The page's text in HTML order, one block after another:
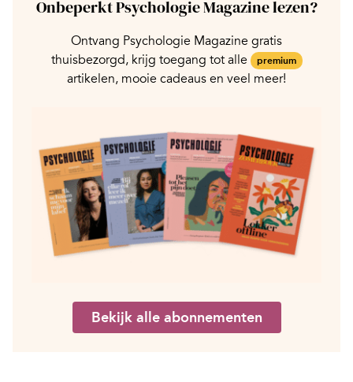
Onbeperkt Psychologie Magazine lezen?
Ontvang Psychologie Magazine gratis
thuisbezorgd, krijg toegang tot alle
premium
artikelen, mooie cadeaus en veel meer!
Bekijk alle abonnementen